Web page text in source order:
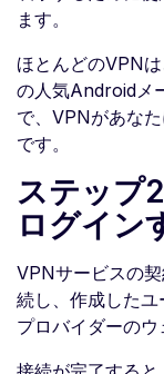
ます。
ほとんどのVPN
の人気Androidメ
で、VPNがあな
です。
ステップ
ログイン
VPNサービスの
続し、作成した
プロバイダーのウ